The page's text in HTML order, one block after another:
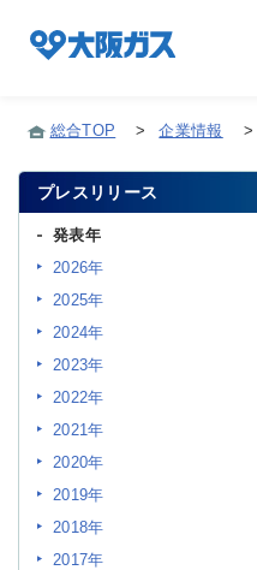
企業情報TOP
企業/グループについ
社会貢献
サステナビリティ
総合TOP > 企業情報 >
プレスリリース
発表年
2026年
2025年
2024年
2023年
2022年
2021年
2020年
2019年
2018年
2017年